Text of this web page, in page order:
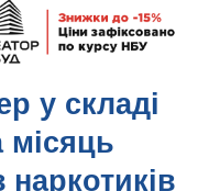
у складі
місяць